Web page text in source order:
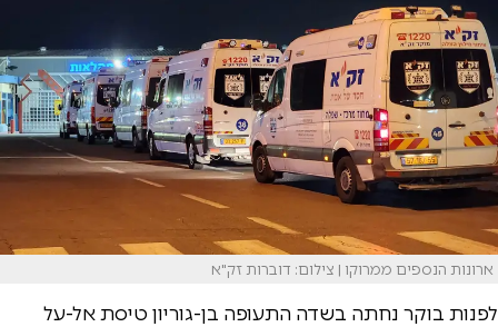
ארונות הנספים ממרוקו | צילום: דוברות זק"א
לפנות בוקר נחתה בשדה התעופה בן-גוריון טיסת אל-על